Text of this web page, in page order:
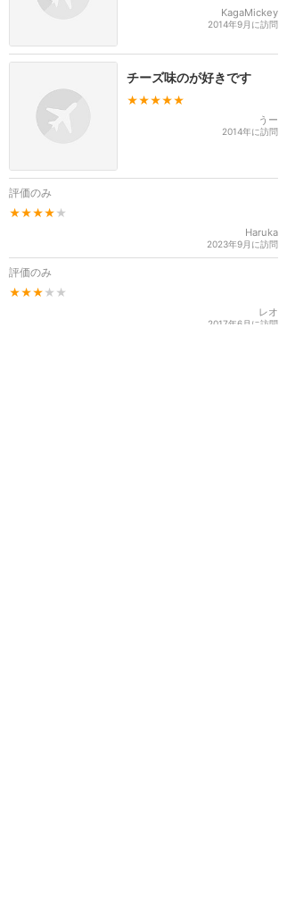
KagaMickey
2014年9月に訪問
チーズ味のが好きです
★★★★★
うー
2014年に訪問
評価のみ
★★★★ ★
Haruka
2023年9月に訪問
評価のみ
★★★ ★★
レオ
2017年6月に訪問